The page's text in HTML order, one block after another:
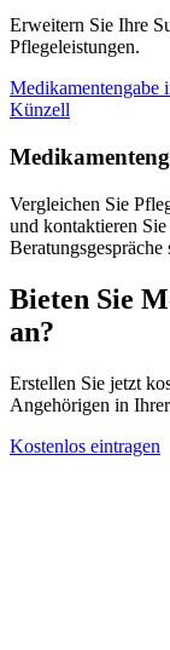
Erweitern Sie Ihre
Pflegeleistungen.
Medikamentengabe
Künzell
Vergleichen Sie
und kontaktieren
Bieten Sie
an?
Erstellen Sie jetzt
Angehörigen in
Kostenlos eintragen